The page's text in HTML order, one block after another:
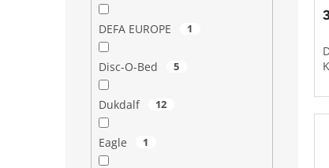
DEFA EUROPE 1
Disc-O-Bed 5
Dukdalf 12
Eagle 1